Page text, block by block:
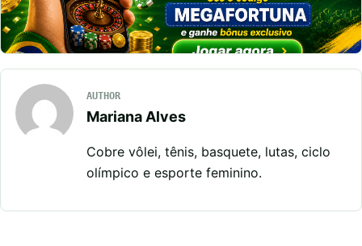
AUTHOR
Mariana Alves
Cobre vôlei, tênis, basquete, lutas, ciclo
olímpico e esporte feminino.